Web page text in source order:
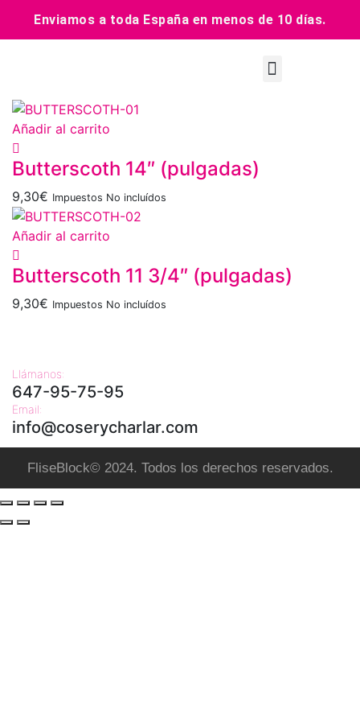
Enviamos a toda España en menos de 10 días.
Añadir al carrito
Butterscoth 14″ (pulgadas)
9,30€ Impuestos No incluídos
Añadir al carrito
Butterscoth 11 3/4″ (pulgadas)
9,30€ Impuestos No incluídos
Llámanos:
647-95-75-95
Email:
info@coserycharlar.com
FliseBlock© 2024. Todos los derechos reservados.